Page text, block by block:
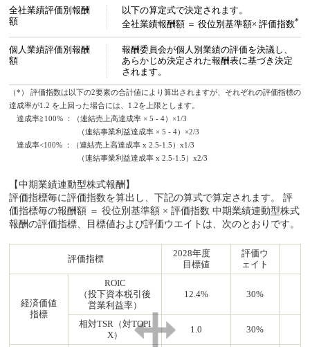
全社業績評価別報酬
額
以下の算定式で決定されます。
全社業績報酬額 ＝ 役位別基準額× 評価指数*
個人業績評価別報酬
額
報酬委員会が個人別業績の評価を決議し、
あらかじめ決定された報酬表に基づき決定
されます。
（*） 評価指数は以下の2要素の合計値により算出されますが、それぞれの評価指標の
達成率が1.2 を上回った場合には、1.2を上限とします。
達成率≧100% ：（連結売上高達成率 × 5 - 4）×1/3
（連結事業利益達成率 × 5 - 4）×2/3
達成率<100% ：（連結売上高達成率 x 2.5-1.5）x1/3
（連結事業利益達成率 x 2.5-1.5）x2/3
【中期業績連動型株式報酬】
評価指標毎に評価指数を算出し、下記の算式で算定されます。 評
価指標毎の報酬額 ＝ 役位別基準額 × 評価指数 中期業績連動型株式
報酬の評価指標、目標値および評価ウエイトは、次のとおりです。
評価指標
2028年度
目標値
評価ウ
ェイト
経済価値
指標
ROIC
（投下資本税引後
営業利益率）
12.4% 30%
相対TSR（対TOPI
X）
1.0 30%